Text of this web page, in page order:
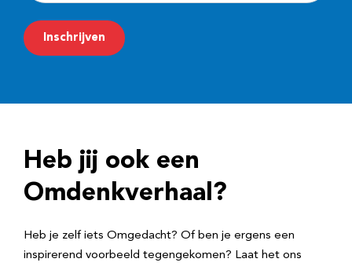
m
a
r
e
Inschrijven
Heb jij ook een
Omdenkverhaal?
Heb je zelf iets Omgedacht? Of ben je ergens een
inspirerend voorbeeld tegengekomen? Laat het ons